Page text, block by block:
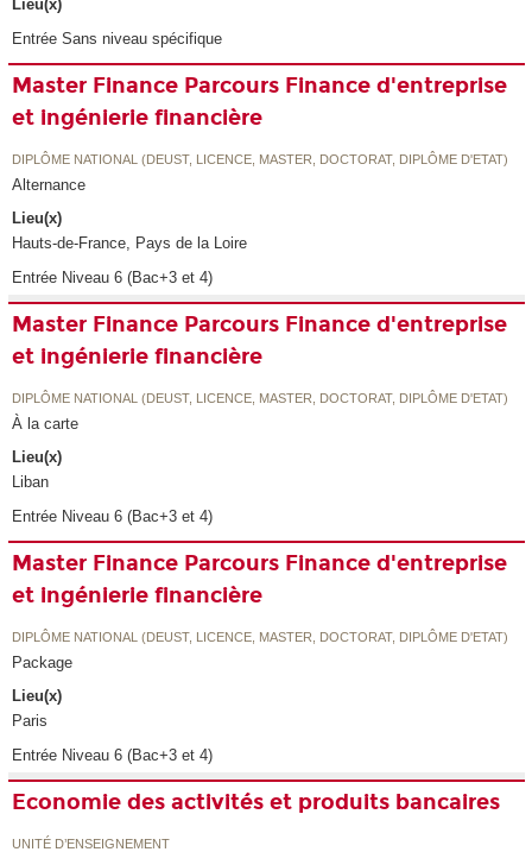
Lieu(x)
Entrée Sans niveau spécifique
Master Finance Parcours Finance d'entreprise
et ingénierie financière
DIPLÔME NATIONAL (DEUST, LICENCE, MASTER, DOCTORAT, DIPLÔME D'ETAT)
Alternance
Lieu(x)
Hauts-de-France, Pays de la Loire
Entrée Niveau 6 (Bac+3 et 4)
Master Finance Parcours Finance d'entreprise
et ingénierie financière
DIPLÔME NATIONAL (DEUST, LICENCE, MASTER, DOCTORAT, DIPLÔME D'ETAT)
À la carte
Lieu(x)
Liban
Entrée Niveau 6 (Bac+3 et 4)
Master Finance Parcours Finance d'entreprise
et ingénierie financière
DIPLÔME NATIONAL (DEUST, LICENCE, MASTER, DOCTORAT, DIPLÔME D'ETAT)
Package
Lieu(x)
Paris
Entrée Niveau 6 (Bac+3 et 4)
Economie des activités et produits bancaires
UNITÉ D’ENSEIGNEMENT